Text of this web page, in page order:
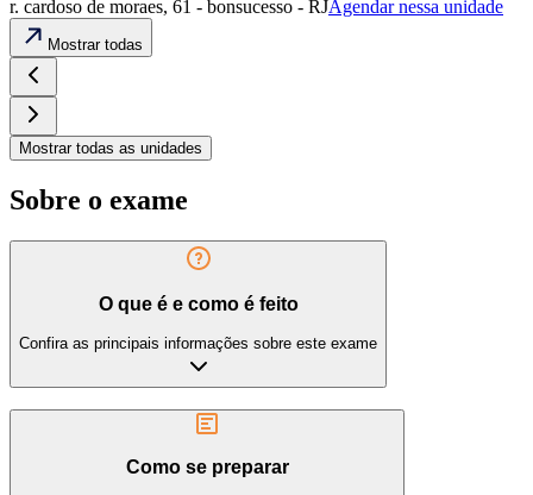
r. cardoso de moraes, 61 - bonsucesso - RJAgendar nessa unidade
Mostrar todas
Mostrar todas as unidades
Sobre o exame
O que é e como é feito
Confira as principais informações sobre este exame
Como se preparar